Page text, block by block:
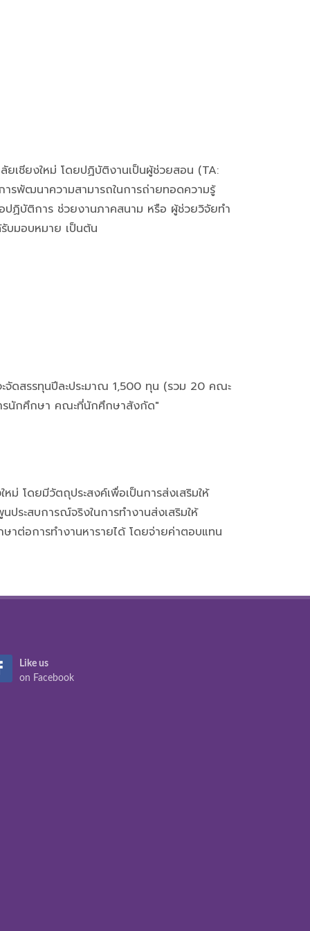
เชียงใหม่ โดยปฏิบัติงานเป็นผู้ช่วยสอน (TA:
รพัฒนาความสามารถในการถ่ายทอดความรู้
ปฏิบัติการ ช่วยงานภาคสนาม หรือ ผู้ช่วยวิจัยทำ
บมอบหมาย เป็นต้น
ดสรรทุนปีละประมาณ 1,500 ทุน (รวม 20 คณะ
นักศึกษา คณะที่นักศึกษาสังกัด"
ม่ โดยมีวัตถุประสงค์เพื่อเป็นการส่งเสริมให้
ประสบการณ์จริงในการทำงานส่งเสริมให้
าต่อการทำงานหารายได้ โดยจ่ายค่าตอบแทน
Like us
on Facebook